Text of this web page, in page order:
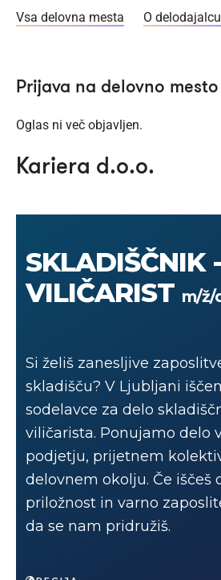
Vsa delovna mesta O delodajalcu
Prijava na delovno mesto
Oglas ni več objavljen.
Kariera d.o.o.